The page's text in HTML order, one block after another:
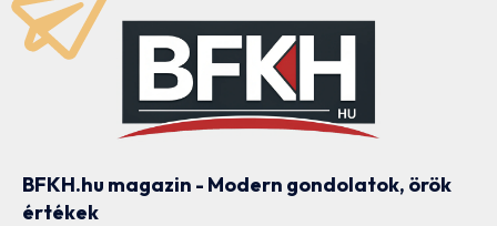
BFKH.hu magazin - Modern gondolatok, örök
értékek